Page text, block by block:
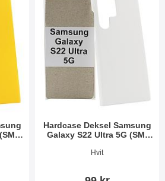
Hardcase Deksel Samsung
Galaxy S22 Ultra 5G (SM-
Varenummer 43258
Hvit